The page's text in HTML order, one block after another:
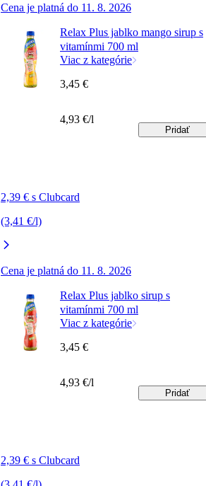
Cena je platná do 11. 8. 2026
Relax Plus jablko mango sirup s
vitamínmi 700 ml
Viac z kategórie
2,39 € s Clubcard
(3,41 €/l)
Cena je platná do 11. 8. 2026
3,45 €
4,93 €/l
Pridať
Relax Plus jablko sirup s
vitamínmi 700 ml
Viac z kategórie
2,39 € s Clubcard
3,45 €
4,93 €/l
Pridať